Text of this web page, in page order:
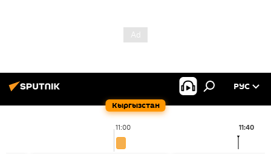
Кыргызстан
РУС
11:00 11:40